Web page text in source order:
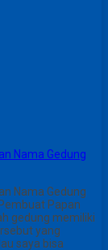
Nama Gedung
Nama Gedung
Papan
gedung memiliki
yang
saya bisa